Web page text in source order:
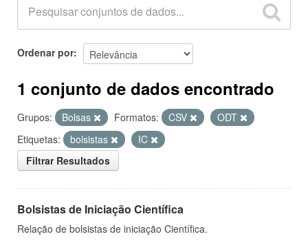
Grupos
Sobre
Ordenar por
1 conjunto de dados encontrado
Grupos: Bolsas Formatos: CSV
ODT
Etiquetas:
bolsistas
IC
Filtrar Resultados
Bolsistas de Iniciação Científica
Relação de bolsistas de iniciação Científica.